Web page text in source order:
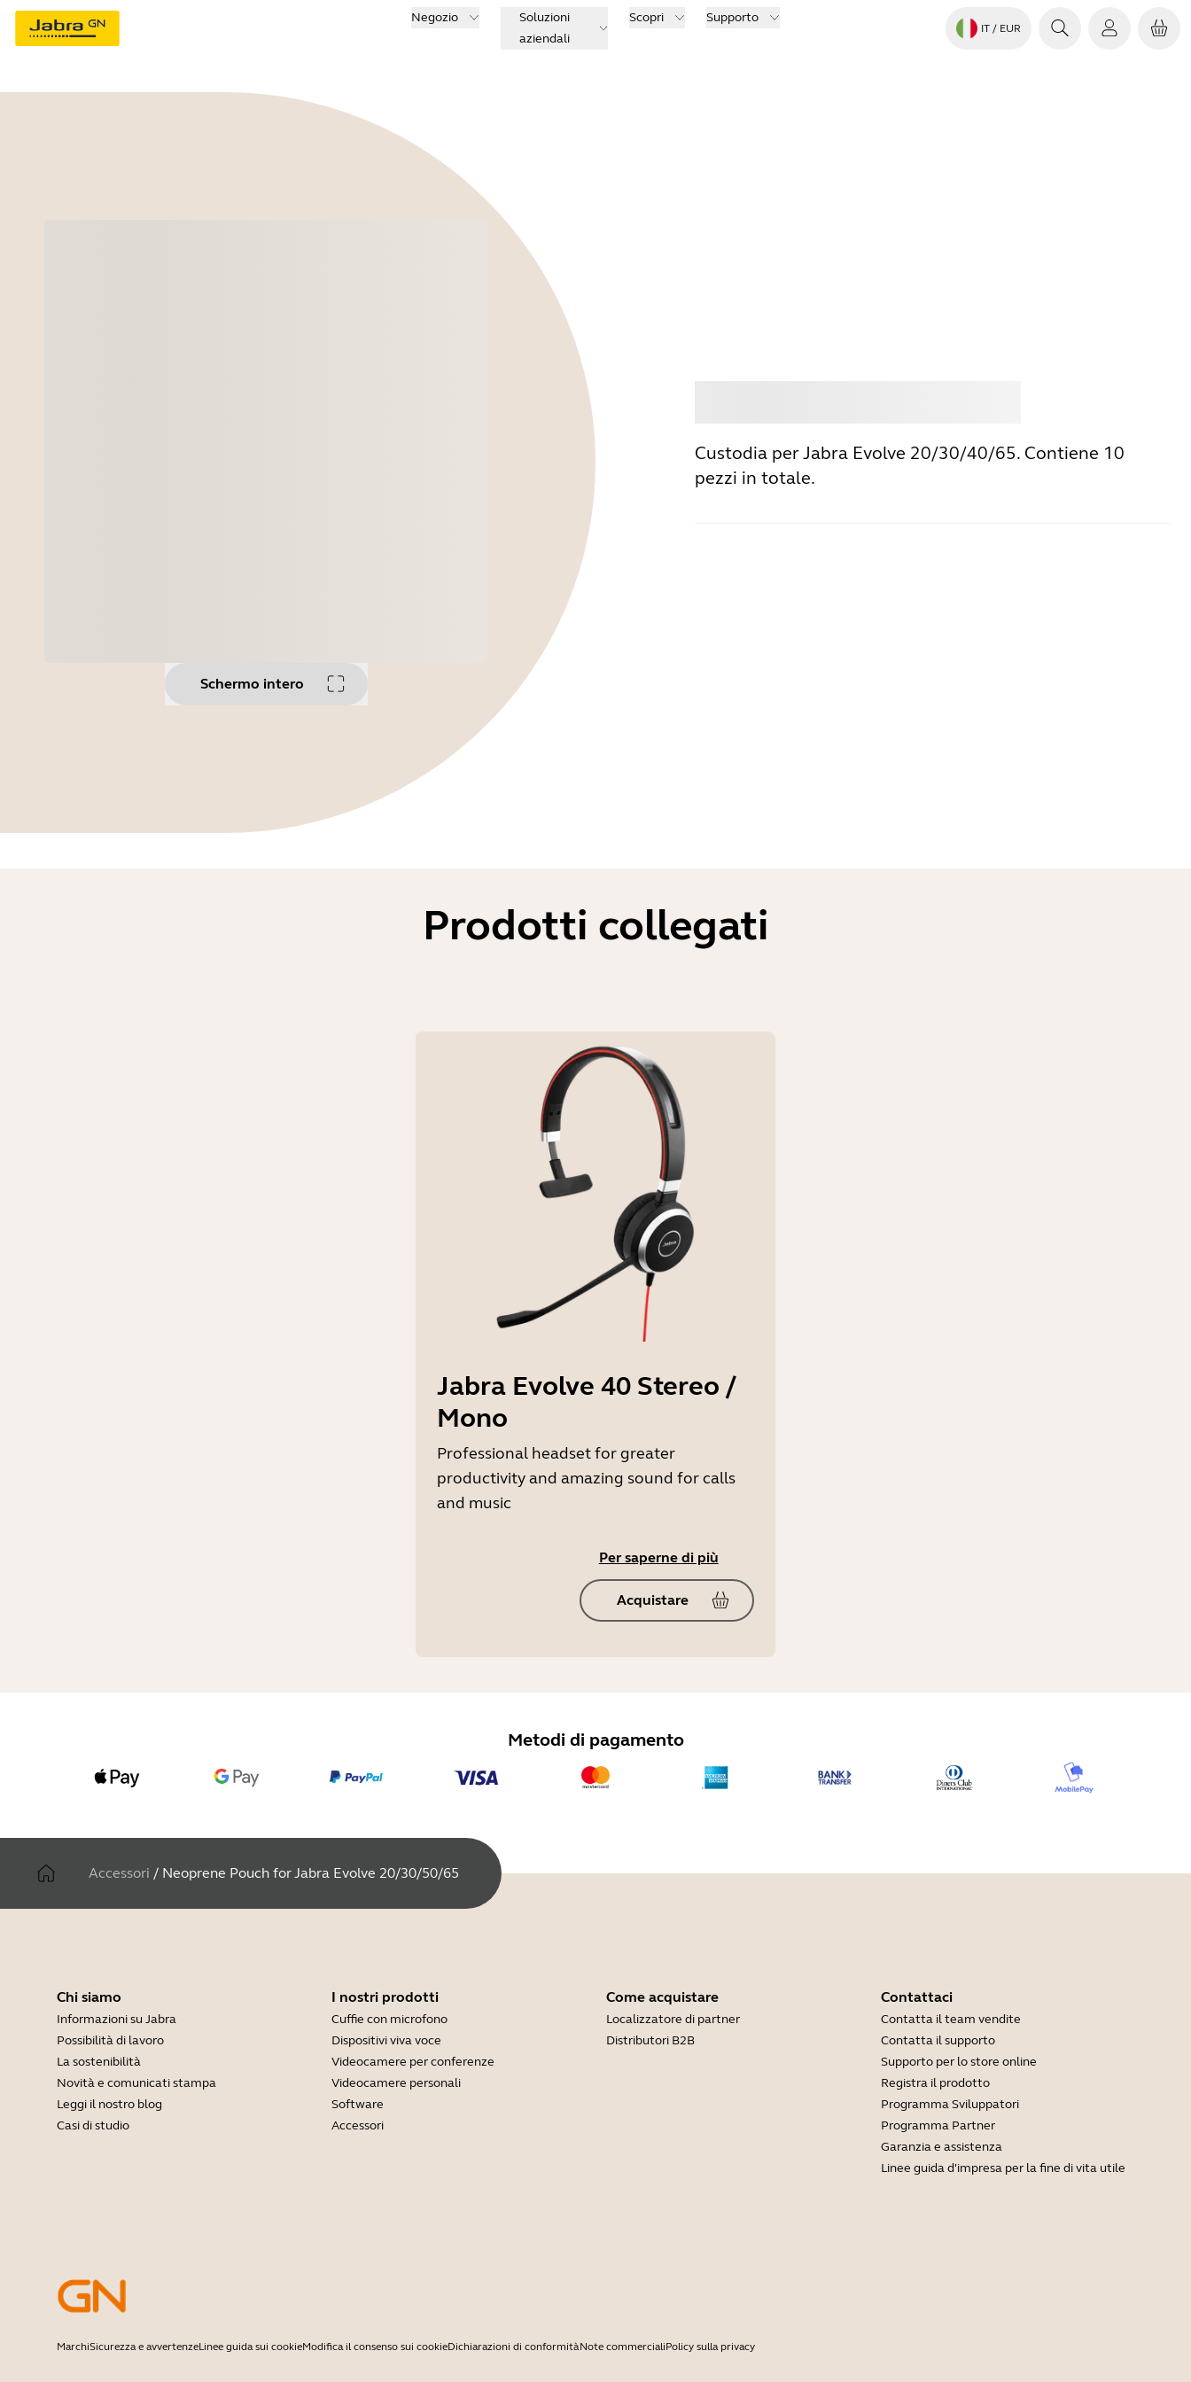
Negozio
Soluzioni
aziendali
Scopri Supporto
IT / EUR
Schermo intero
Custodia per Jabra Evolve 20/30/40/65. Contiene 10
pezzi in totale.
Prodotti collegati
Jabra Evolve 40 Stereo /
Mono
Professional headset for greater
productivity and amazing sound for calls
and music
Per saperne di più
Acquistare
Metodi di pagamento
Accessori / Neoprene Pouch for Jabra Evolve 20/30/50/65
Chi siamo
Informazioni su Jabra
Possibilità di lavoro
La sostenibilità
Novità e comunicati stampa
Leggi il nostro blog
Casi di studio
I nostri prodotti
Cuffie con microfono
Dispositivi viva voce
Videocamere per conferenze
Videocamere personali
Software
Accessori
Come acquistare
Localizzatore di partner
Distributori B2B
Contattaci
Contatta il team vendite
Contatta il supporto
Supporto per lo store online
Registra il prodotto
Programma Sviluppatori
Programma Partner
Garanzia e assistenza
Linee guida d'impresa per la fine di vita utile
MarchiSicurezza e avvertenzeLinee guida sui cookieModifica il consenso sui cookieDichiarazioni di conformitàNote commercialiPolicy sulla privacy